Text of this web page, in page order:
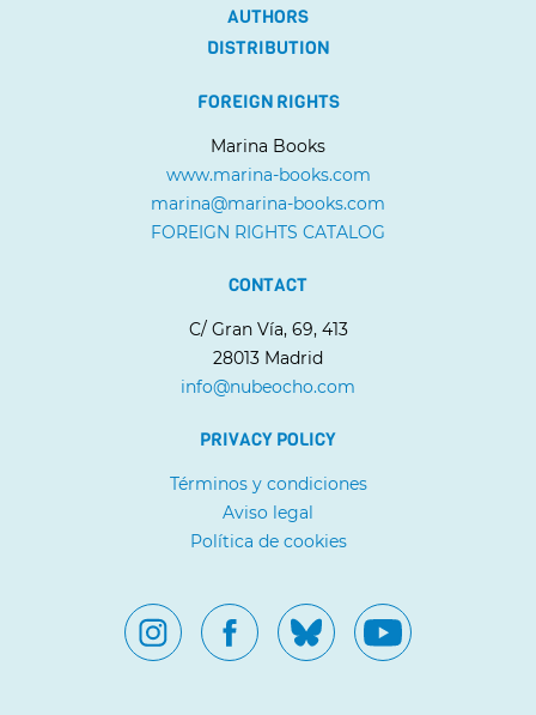
AUTHORS
DISTRIBUTION
FOREIGN RIGHTS
Marina Books
www.marina-books.com
marina@marina-books.com
FOREIGN RIGHTS CATALOG
CONTACT
C/ Gran Vía, 69, 413
28013 Madrid
info@nubeocho.com
PRIVACY POLICY
Términos y condiciones
Aviso legal
Política de cookies